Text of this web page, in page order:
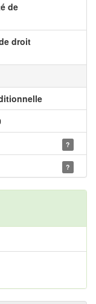
de
droit
?
?